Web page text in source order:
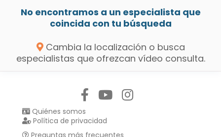
No encontramos a un especialista que
coincida con tu búsqueda
Cambia la localización o busca
especialistas que ofrezcan vídeo consulta.
Quiénes somos
Política de privacidad